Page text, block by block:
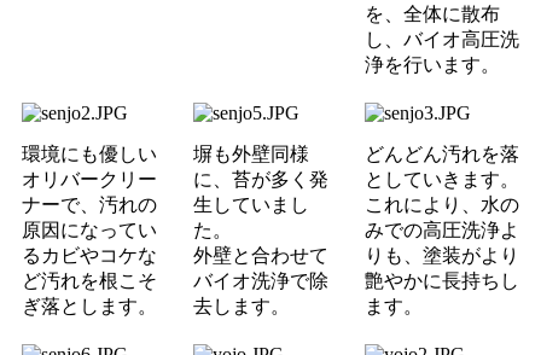
を、全体に散布
し、バイオ高圧洗
浄を行います。
環境にも優しい
オリバークリー
ナーで、汚れの
原因になってい
るカビやコケな
ど汚れを根こそ
ぎ落とします。
塀も外壁同様
に、苔が多く発
生していまし
た。
外壁と合わせて
バイオ洗浄で除
去します。
どんどん汚れを落
としていきます。
これにより、水の
みでの高圧洗浄よ
りも、塗装がより
艶やかに長持ちし
ます。